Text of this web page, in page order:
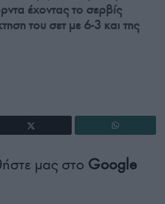
έχοντας το σερβίς
του σετ με 6-3 και της
μας στο Google